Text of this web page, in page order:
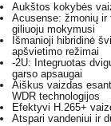
Aukštos kokybės
Acusense: žmonių ir
giliuoju mokymusi
Išmanioji hibridinė
apšvietimo režimai
-2U: Integruotas
garso apsaugai
Aiškus vaizdas
WDR technologijos
Efektyvi H.265+
Atspari vandeniui ir